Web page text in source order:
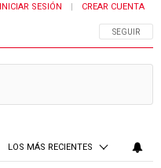
SIGA ESTA
SEGUIR
INICIAR SESIÓN CREAR CUENTA
LOS MÁS RECIENTES